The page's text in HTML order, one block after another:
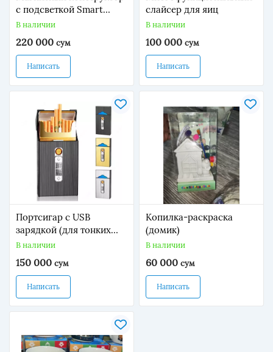
с подсветкой Smart
builders
В наличии
220 000 сум
Написать
слайсер для яиц
В наличии
100 000 сум
Написать
Портсигар с USB
зарядкой (для тонких
сигарет)
В наличии
150 000 сум
Написать
Копилка-раскраска
(домик)
В наличии
60 000 сум
Написать